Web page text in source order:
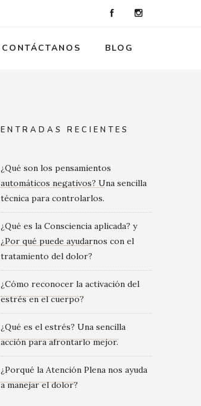
CONTÁCTANOS BLOG
ENTRADAS RECIENTES
¿Qué son los pensamientos
automáticos negativos? Una sencilla
técnica para controlarlos.
¿Qué es la Consciencia aplicada? y
¿Por qué puede ayudarnos con el
tratamiento del dolor?
¿Cómo reconocer la activación del
estrés en el cuerpo?
¿Qué es el estrés? Una sencilla
acción para afrontarlo mejor.
¿Porqué la Atención Plena nos ayuda
a manejar el dolor?